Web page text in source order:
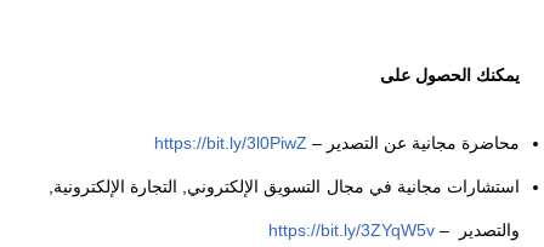
يمكنك الحصول على
محاضرة مجانية عن التصدير –
استشارات مجانية في مجال التسويق الإلكتروني, التجارة الإلكترونية,
والتصدير –